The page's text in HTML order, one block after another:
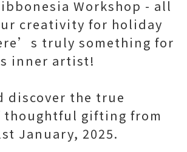
Workshop - all
creativity for holiday
truly something for
inner artist!
discover the true
thoughtful gifting from
January, 2025.